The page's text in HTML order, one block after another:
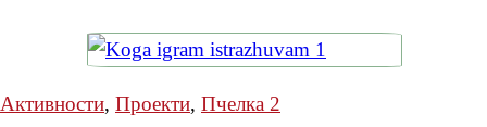
Активности, Проекти, Пчелка 2